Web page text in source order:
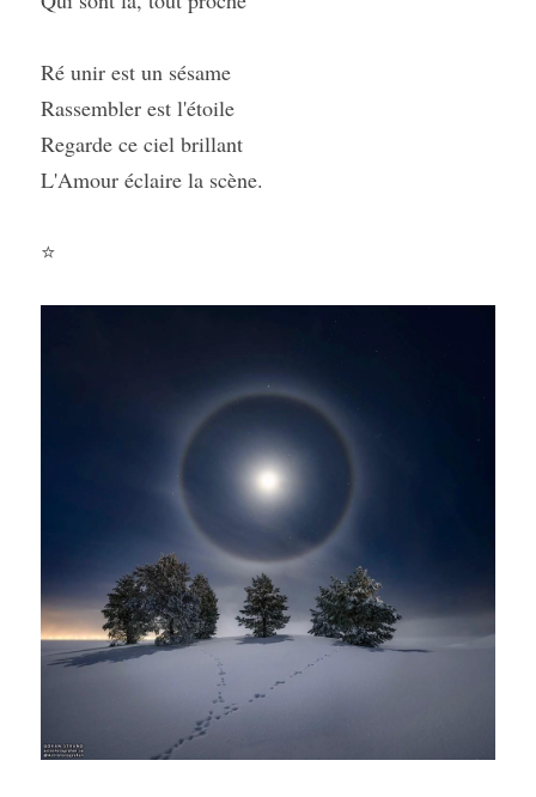
Ré unir est un sésame
Rassembler est l'étoile
Regarde ce ciel brillant
L'Amour éclaire la scène.
⭐